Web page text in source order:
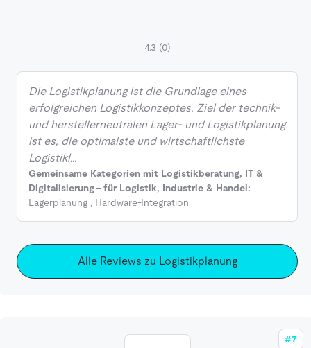
4.3 (0)
Die Logistikplanung ist die Grundlage eines
erfolgreichen Logistikkonzeptes. Ziel der technik-
und herstellerneutralen Lager- und Logistikplanung
ist es, die optimalste und wirtschaftlichste
Logistikl…
Gemeinsame Kategorien mit Logistikberatung, IT &
Digitalisierung - für Logistik, Industrie & Handel:
Lagerplanung , Hardware-Integration
Alle Reviews zu Logistikplanung
#7